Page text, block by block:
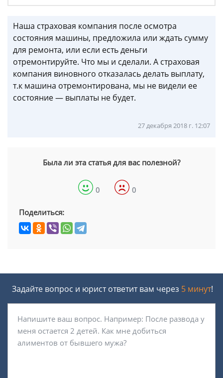
Наша страховая компания после осмотра
состояния машины, предложила или ждать сумму
для ремонта, или если есть деньги
отремонтируйте. Что мы и сделали. А страховая
компания виновного отказалась делать выплату,
т.к машина отремонтирована, мы не видели ее
состояние — выплаты не будет.
27 декабря 2018 г. 12:07
Была ли эта статья для вас полезной?
0 0
Поделиться:
Задайте вопрос и юрист ответит вам через 5 минут!